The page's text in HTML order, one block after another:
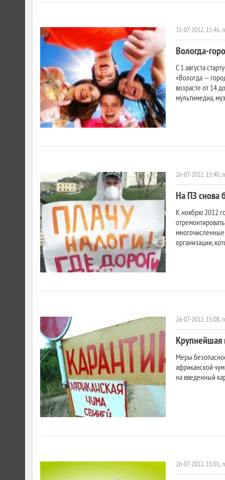
31-07-2012, 15:46,
Вологда-
С 1 августа
«Вологда —
возрасте от 14
мультимедиа,
26-07-2012, 15:40,
На ПЗ снова
К ноябрю 2012
организации,
26-07-2012, 15:08,
Крупнейшая
Меры
африканской
на введенный
26-07-2012, 15:01,